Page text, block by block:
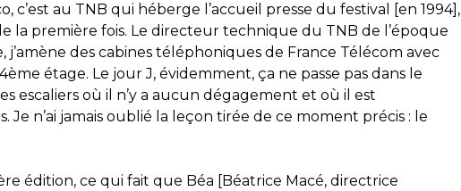
c’est au TNB qui héberge l’accueil presse du festival [en 1994],
la première fois. Le directeur technique du TNB de l’époque
j’amène des cabines téléphoniques de France Télécom avec
étage. Le jour J, évidemment, ça ne passe pas dans le
escaliers où il n’y a aucun dégagement et où il est
n’ai jamais oublié la leçon tirée de ce moment précis : le
édition, ce qui fait que Béa [Béatrice Macé, directrice